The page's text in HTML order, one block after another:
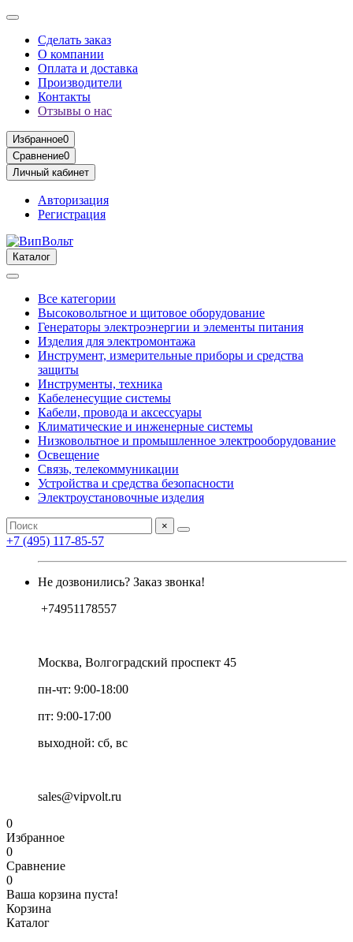
Сделать заказ
О компании
Оплата и доставка
Производители
Контакты
Отзывы о нас
Избранное0
Сравнение0
Личный кабинет
Авторизация
Регистрация
Каталог
Все категории
Высоковольтное и щитовое оборудование
Генераторы электроэнергии и элементы питания
Изделия для электромонтажа
Инструмент, измерительные приборы и средства
защиты
Инструменты, техника
Кабеленесущие системы
Кабели, провода и аксессуары
Климатические и инженерные системы
Низковольтное и промышленное электрооборудование
Освещение
Связь, телекоммуникации
Устройства и средства безопасности
Электроустановочные изделия
×
+7 (495) 117-85-57
Не дозвонились? Заказ звонка!
+74951178557
Москва, Волгоградский проспект 45
пн-чт: 9:00-18:00
пт: 9:00-17:00
выходной: сб, вс
sales@vipvolt.ru
0
Избранное
0
Сравнение
0
Ваша корзина пуста!
Корзина
Каталог